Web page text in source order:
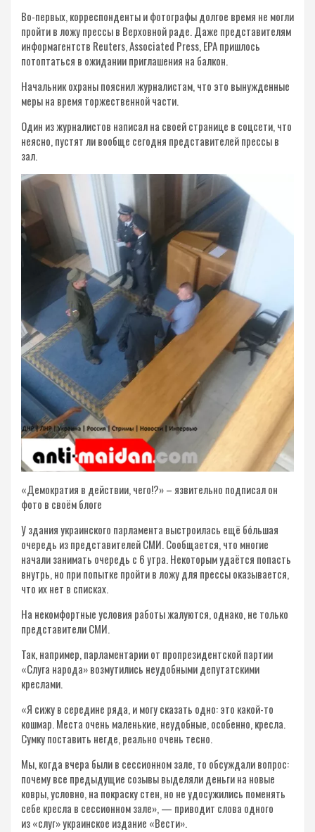
Во-первых, корреспонденты и фотографы долгое время не могли
пройти в ложу прессы в Верховной раде. Даже представителям
информагентств Reuters, Associated Press, EPA пришлось
потоптаться в ожидании приглашения на балкон.
Начальник охраны пояснил журналистам, что это вынужденные
меры на время торжественной части.
Один из журналистов написал на своей странице в соцсети, что
неясно, пустят ли вообще сегодня представителей прессы в
зал.
«Демократия в действии, чего!?» – язвительно подписал он
фото в своём блоге
У здания украинского парламента выстроилась ещё бóльшая
очередь из представителей СМИ. Сообщается, что многие
начали занимать очередь с 6 утра. Некоторым удаётся попасть
внутрь, но при попытке пройти в ложу для прессы оказывается,
что их нет в списках.
На некомфортные условия работы жалуются, однако, не только
представители СМИ.
Так, например, парламентарии от пропрезидентской партии
«Слуга народа» возмутились неудобными депутатскими
креслами.
«Я сижу в середине ряда, и могу сказать одно: это какой-то
кошмар. Места очень маленькие, неудобные, особенно, кресла.
Сумку поставить негде, реально очень тесно.
Мы, когда вчера были в сессионном зале, то обсуждали вопрос:
почему все предыдущие созывы выделяли деньги на новые
ковры, условно, на покраску стен, но не удосужились поменять
себе кресла в сессионном зале», — приводит слова одного
из «слуг» украинское издание «Вести».